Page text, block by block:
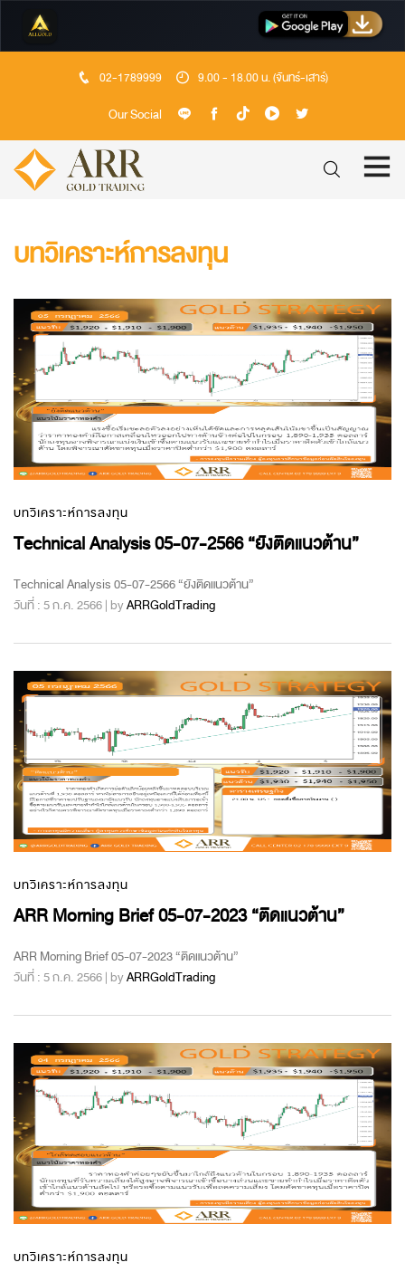
02-1789999 9.00 - 18.00 น. (จันทร์-เสาร์)
Our Social
บทวิเคราะห์การลงทุน
บทวิเคราะห์การลงทุน
Technical Analysis 05-07-2566 “ยังติดแนวต้าน”
Technical Analysis 05-07-2566 “ยังติดแนวต้าน”
วันที่ : 5 ก.ค. 2566 | byARRGoldTrading
บทวิเคราะห์การลงทุน
ARR Morning Brief 05-07-2023 “ติดแนวต้าน”
ARR Morning Brief 05-07-2023 “ติดแนวต้าน”
วันที่ : 5 ก.ค. 2566 | byARRGoldTrading
บทวิเคราะห์การลงทุน